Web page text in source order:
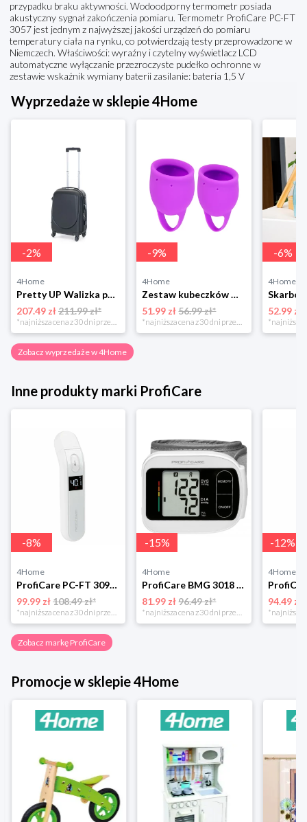
przypadku braku aktywności. Wodoodporny termometr posiada
akustyczny sygnał zakończenia pomiaru. Termometr ProfiCare PC-FT
3057 jest jednym z najwyższej jakości urządzeń do pomiaru
temperatury ciała na rynku, co potwierdzają testy przeprowadzone w
Niemczech. Właściwości: wyraźny i czytelny wyświetlacz LCD
automatyczne wyłączanie przezroczyste pudełko ochronne w
zestawie wskaźnik wymiany baterii zasilanie: bateria 1,5 V
Wyprzedaże w sklepie 4Home
-2%
4Home
Pretty UP Walizka podróżna z tworzywa sztucznego ABS16 S, czarny Pretty Up
207.49 zł211.99 zł*
*najniższa cena z 30 dni przed obniżką
-9%
4Home
Zestaw kubeczków menstruacyjnych, 2 szt. 4-Home
51.99 zł 56.99 zł*
*najniższa cena z 30 dni przed obniżką
-6%
4Home
52.99 zł
Zobacz wyprzedaże w 4Home
Inne produkty marki ProfiCare
-8%
4Home
ProfiCare PC-FT 3095 Bezdotykowy termometr na podczerwień
99.99 zł108.49 zł*
-15%
4Home
ProfiCare BMG 3018 ciśnieniomierz nadgarstkowy
81.99 zł 96.49 zł*
-12%
4Home
94.49 zł
Zobacz markę ProfiCare
Promocje w sklepie 4Home